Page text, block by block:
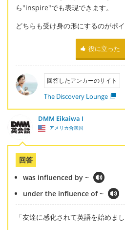
ら"inspire"でも表現できます。
どちらも受け身の形にするのがポ
役に立った
回答したアンカーのサイト
The Discovery Lounge
DMM Eikaiwa I
アメリカ合衆国
回答
was influenced by ~
under the influence of ~
「友達に感化されて英語を始めまし